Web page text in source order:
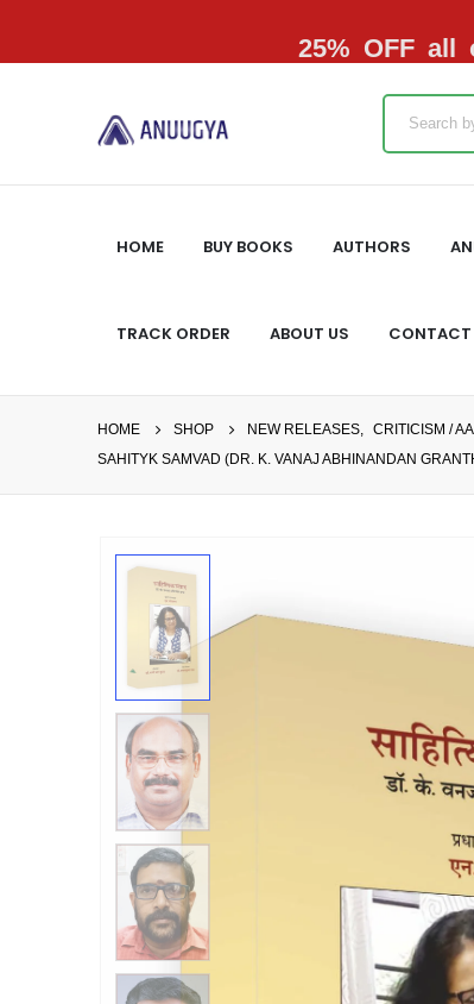
25% OFF all
HOME BUY BOOKS AUTHORS
TRACK ORDER ABOUT US CONTACT
HOME SHOP NEW RELEASES, CRITICISM /
SAHITYK SAMVAD (DR. K. VANAJ ABHINANDAN